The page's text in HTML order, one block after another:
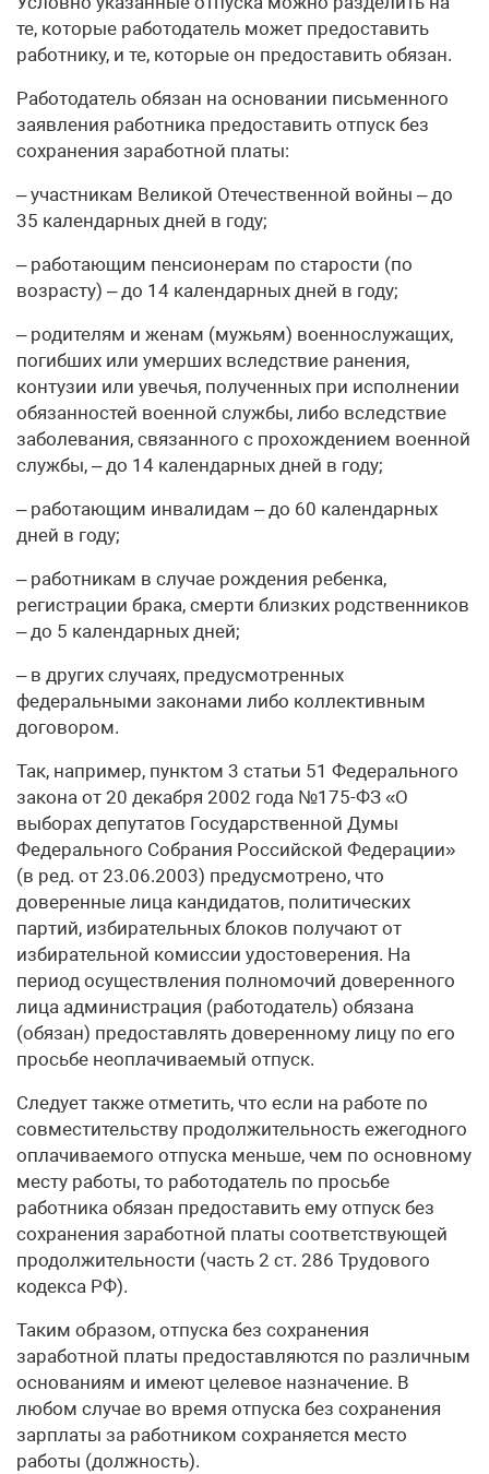
те, которые работодатель может предоставить
работнику, и те, которые он предоставить обязан.
Работодатель обязан на основании письменного
заявления работника предоставить отпуск без
сохранения заработной платы:
– участникам Великой Отечественной войны – до
35 календарных дней в году;
– работающим пенсионерам по старости (по
возрасту) – до 14 календарных дней в году;
– родителям и женам (мужьям) военнослужащих,
погибших или умерших вследствие ранения,
контузии или увечья, полученных при исполнении
обязанностей военной службы, либо вследствие
заболевания, связанного с прохождением военной
службы, – до 14 календарных дней в году;
– работающим инвалидам – до 60 календарных
дней в году;
– работникам в случае рождения ребенка,
регистрации брака, смерти близких родственников
– до 5 календарных дней;
– в других случаях, предусмотренных
федеральными законами либо коллективным
договором.
Так, например, пунктом 3 статьи 51 Федерального
закона от 20 декабря 2002 года №175-ФЗ «О
выборах депутатов Государственной Думы
Федерального Собрания Российской Федерации»
(в ред. от 23.06.2003) предусмотрено, что
доверенные лица кандидатов, политических
партий, избирательных блоков получают от
избирательной комиссии удостоверения. На
период осуществления полномочий доверенного
лица администрация (работодатель) обязана
(обязан) предоставлять доверенному лицу по его
просьбе неоплачиваемый отпуск.
Следует также отметить, что если на работе по
совместительству продолжительность ежегодного
оплачиваемого отпуска меньше, чем по основному
месту работы, то работодатель по просьбе
работника обязан предоставить ему отпуск без
сохранения заработной платы соответствующей
продолжительности (часть 2 ст. 286 Трудового
кодекса РФ).
Таким образом, отпуска без сохранения
заработной платы предоставляются по различным
основаниям и имеют целевое назначение. В
любом случае во время отпуска без сохранения
зарплаты за работником сохраняется место
работы (должность).